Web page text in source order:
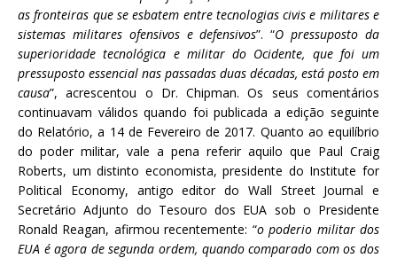
as fronteiras que se esbatem entre tecnologias civis e militares e
sistemas militares ofensivos e defensivos”. “O pressuposto da
superioridade tecnológica e militar do Ocidente, que foi um
pressuposto essencial nas passadas duas décadas, está posto em
causa”, acrescentou o Dr. Chipman. Os seus comentários
continuavam válidos quando foi publicada a edição seguinte
do Relatório, a 14 de Fevereiro de 2017. Quanto ao equilíbrio
do poder militar, vale a pena referir aquilo que Paul Craig
Roberts, um distinto economista, presidente do Institute for
Political Economy, antigo editor do Wall Street Journal e
Secretário Adjunto do Tesouro dos EUA sob o Presidente
Ronald Reagan, afirmou recentemente: “o poderio militar dos
EUA é agora de segunda ordem, quando comparado com os dos